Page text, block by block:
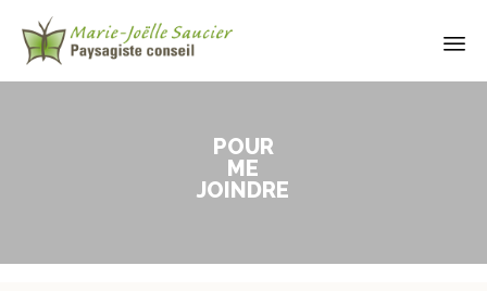
POUR
ME
JOINDRE